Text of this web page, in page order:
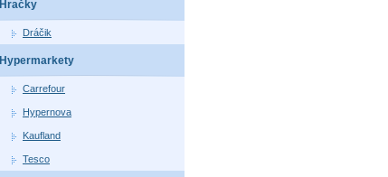
Hračky
Dráčik
Hypermarkety
Carrefour
Hypernova
Kaufland
Tesco